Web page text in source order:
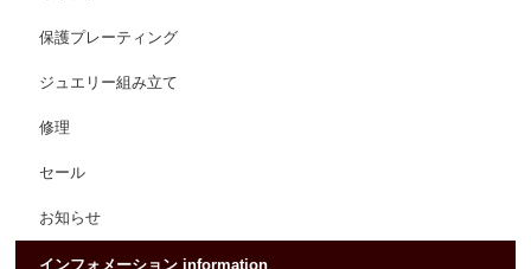
保護プレーティング
ジュエリー組み立て
修理
セール
お知らせ
インフォメーション information